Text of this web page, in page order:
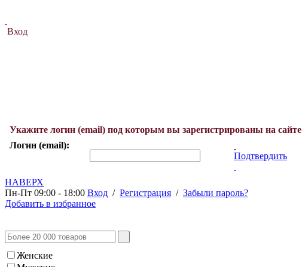
Вход
Укажите логин (email) под которым вы зарегистрированы на сайте
Логин (email):
Подтвердить
НАВЕРХ
Пн-Пт 09:00 - 18:00 Вход / Регистрация / Забыли пароль?
Добавить в избранное
Женские